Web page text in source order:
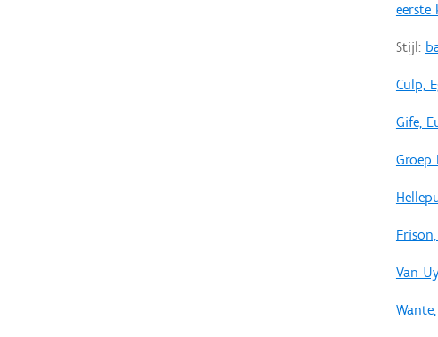
eerste
Stijl:
Culp,
Gife,
Groep
Van